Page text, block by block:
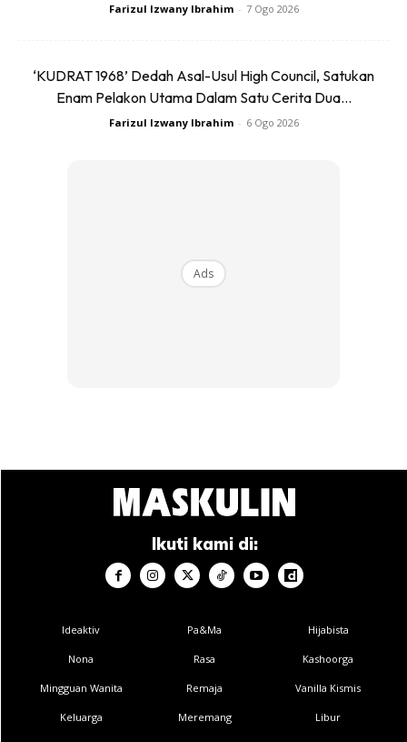
Platform Gaya Hidup Sihat dan
kesejahteraan dan keterangkuman.
manfaat kepada masyarakat.
Farizul Izwany Ibrahim - 7 Ogo 2026
‘KUDRAT 1968’ Dedah Asal-Usul High Council, Satukan
Enam Pelakon Utama Dalam Satu Cerita Dua...
Farizul Izwany Ibrahim - 6 Ogo 2026
Ads
Ikuti kami di:
Ideaktiv
Nona
Mingguan Wanita
Keluarga
Pa&Ma
Rasa
Remaja
Meremang
Hijabista
Kashoorga
Vanilla Kismis
Libur